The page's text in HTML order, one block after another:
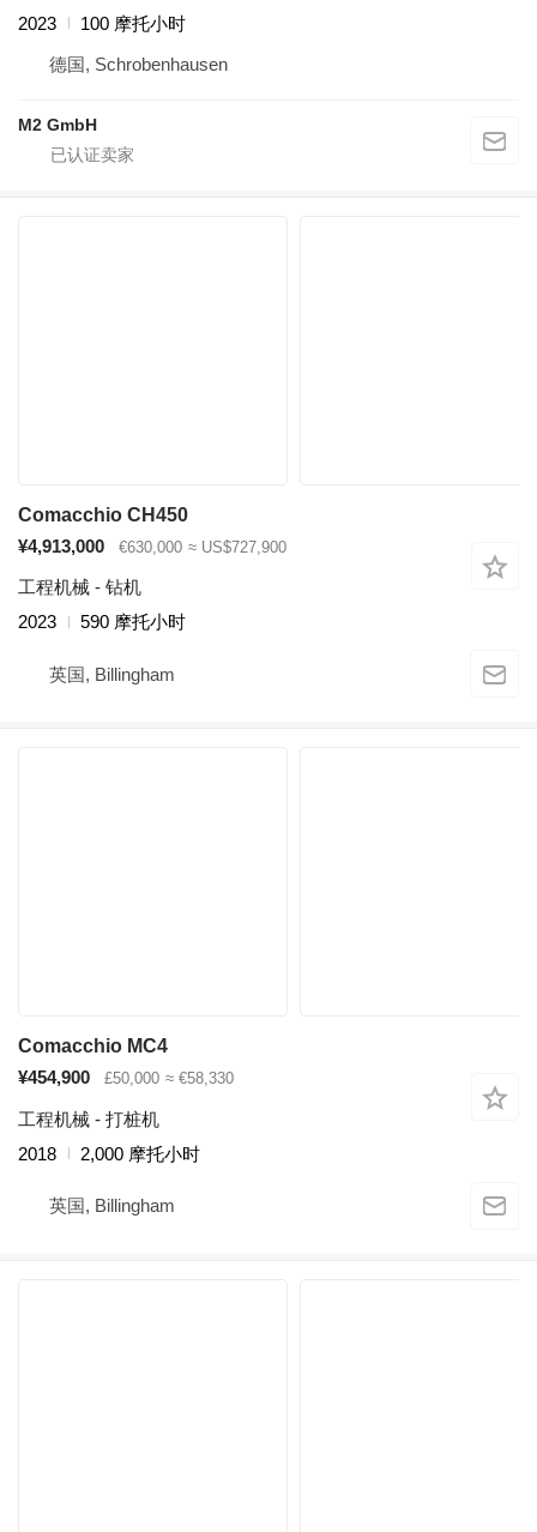
2023
100 摩托小时
德国, Schrobenhausen
M2 GmbH
Comacchio CH450
¥4,913,000
€630,000 ≈ US$727,900
工程机械 - 钻机
2023
590 摩托小时
英国, Billingham
Comacchio MC4
¥454,900
£50,000 ≈ €58,330
工程机械 - 打桩机
2018
2,000 摩托小时
英国, Billingham